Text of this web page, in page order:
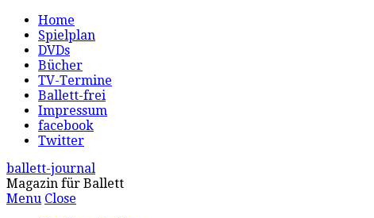
Home
Spielplan
DVDs
Bücher
TV-Termine
Ballett-frei
Impressum
facebook
Twitter
ballett-journal
Magazin für Ballett
Menu Close